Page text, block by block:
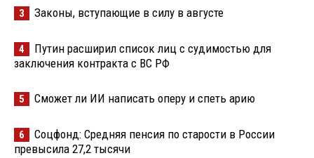
3 Законы, вступающие в силу в августе
4
Путин расширил список лиц с судимостью для
заключения контракта с ВС РФ
5 Сможет ли ИИ написать оперу и спеть арию
6
Соцфонд: Средняя пенсия по старости в России
превысила 27,2 тысячи